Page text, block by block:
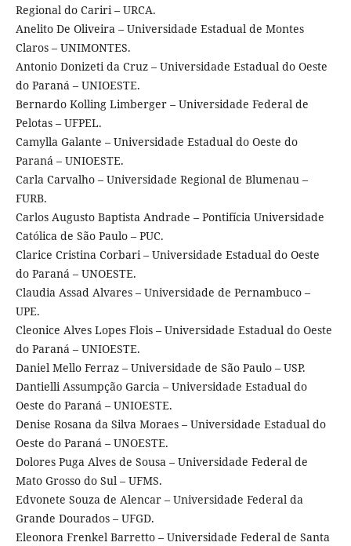
Regional do Cariri – URCA.
Anelito De Oliveira – Universidade Estadual de Montes
Claros – UNIMONTES.
Antonio Donizeti da Cruz – Universidade Estadual do Oeste
do Paraná – UNIOESTE.
Bernardo Kolling Limberger – Universidade Federal de
Pelotas – UFPEL.
Camylla Galante – Universidade Estadual do Oeste do
Paraná – UNIOESTE.
Carla Carvalho – Universidade Regional de Blumenau –
FURB.
Carlos Augusto Baptista Andrade – Pontifícia Universidade
Católica de São Paulo – PUC.
Clarice Cristina Corbari – Universidade Estadual do Oeste
do Paraná – UNOESTE.
Claudia Assad Alvares – Universidade de Pernambuco –
UPE.
Cleonice Alves Lopes Flois – Universidade Estadual do Oeste
do Paraná – UNIOESTE.
Daniel Mello Ferraz – Universidade de São Paulo – USP.
Dantielli Assumpção Garcia – Universidade Estadual do
Oeste do Paraná – UNIOESTE.
Denise Rosana da Silva Moraes – Universidade Estadual do
Oeste do Paraná – UNOESTE.
Dolores Puga Alves de Sousa – Universidade Federal de
Mato Grosso do Sul – UFMS.
Edvonete Souza de Alencar – Universidade Federal da
Grande Dourados – UFGD.
Eleonora Frenkel Barretto – Universidade Federal de Santa